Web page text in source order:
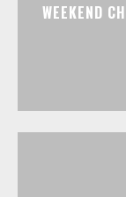
WEEKEND